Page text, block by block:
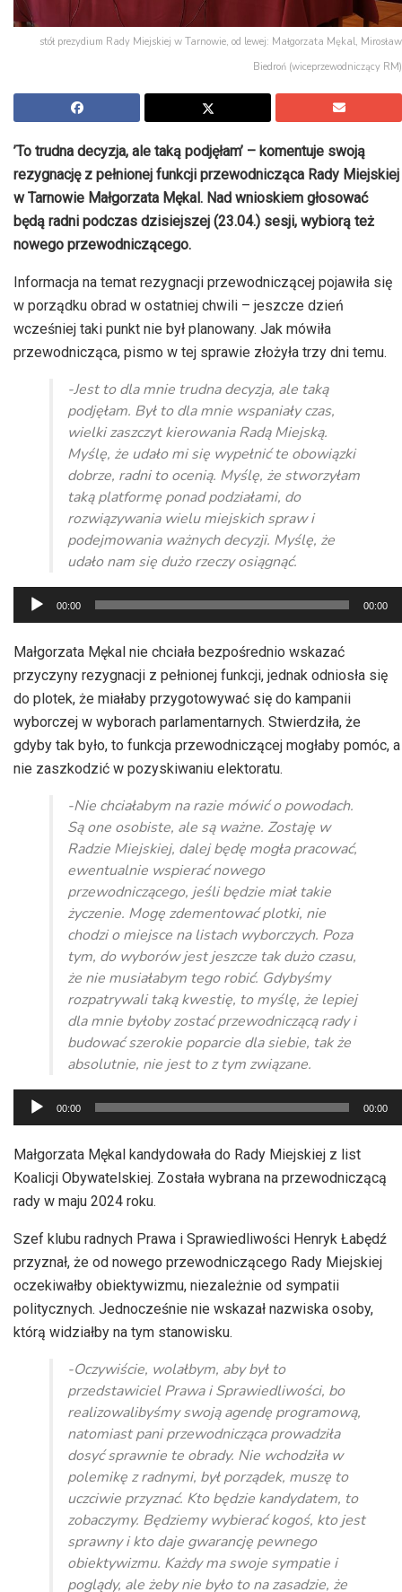
stół prezydium Rady Miejskiej w Tarnowie, od lewej: Małgorzata Mękal, Mirosław
Biedroń (wiceprzewodniczący RM)
’To trudna decyzja, ale taką podjęłam’ – komentuje swoją
rezygnację z pełnionej funkcji przewodnicząca Rady Miejskiej
w Tarnowie Małgorzata Mękal. Nad wnioskiem głosować
będą radni podczas dzisiejszej (23.04.) sesji, wybiorą też
nowego przewodniczącego.
Informacja na temat rezygnacji przewodniczącej pojawiła się
w porządku obrad w ostatniej chwili – jeszcze dzień
wcześniej taki punkt nie był planowany. Jak mówiła
przewodnicząca, pismo w tej sprawie złożyła trzy dni temu.
-Jest to dla mnie trudna decyzja, ale taką
podjęłam. Był to dla mnie wspaniały czas,
wielki zaszczyt kierowania Radą Miejską.
Myślę, że udało mi się wypełnić te obowiązki
dobrze, radni to ocenią. Myślę, że stworzyłam
taką platformę ponad podziałami, do
rozwiązywania wielu miejskich spraw i
podejmowania ważnych decyzji. Myślę, że
udało nam się dużo rzeczy osiągnąć.
Odtwarzacz
plików
dźwiękowych
00:00 00:00
Małgorzata Mękal nie chciała bezpośrednio wskazać
przyczyny rezygnacji z pełnionej funkcji, jednak odniosła się
do plotek, że miałaby przygotowywać się do kampanii
wyborczej w wyborach parlamentarnych. Stwierdziła, że
gdyby tak było, to funkcja przewodniczącej mogłaby pomóc, a
nie zaszkodzić w pozyskiwaniu elektoratu.
-Nie chciałabym na razie mówić o powodach.
Są one osobiste, ale są ważne. Zostaję w
Radzie Miejskiej, dalej będę mogła pracować,
ewentualnie wspierać nowego
przewodniczącego, jeśli będzie miał takie
życzenie. Mogę zdementować plotki, nie
chodzi o miejsce na listach wyborczych. Poza
tym, do wyborów jest jeszcze tak dużo czasu,
że nie musiałabym tego robić. Gdybyśmy
rozpatrywali taką kwestię, to myślę, że lepiej
dla mnie byłoby zostać przewodniczącą rady i
budować szerokie poparcie dla siebie, tak że
absolutnie, nie jest to z tym związane.
Odtwarzacz
plików
dźwiękowych
00:00 00:00
Małgorzata Mękal kandydowała do Rady Miejskiej z list
Koalicji Obywatelskiej. Została wybrana na przewodniczącą
rady w maju 2024 roku.
Szef klubu radnych Prawa i Sprawiedliwości Henryk Łabędź
przyznał, że od nowego przewodniczącego Rady Miejskiej
oczekiwałby obiektywizmu, niezależnie od sympatii
politycznych. Jednocześnie nie wskazał nazwiska osoby,
którą widziałby na tym stanowisku.
-Oczywiście, wolałbym, aby był to
przedstawiciel Prawa i Sprawiedliwości, bo
realizowalibyśmy swoją agendę programową,
natomiast pani przewodnicząca prowadziła
dosyć sprawnie te obrady. Nie wchodziła w
polemikę z radnymi, był porządek, muszę to
uczciwie przyznać. Kto będzie kandydatem, to
zobaczymy. Będziemy wybierać kogoś, kto jest
sprawny i kto daje gwarancję pewnego
obiektywizmu. Każdy ma swoje sympatie i
poglądy, ale żeby nie było to na zasadzie, że